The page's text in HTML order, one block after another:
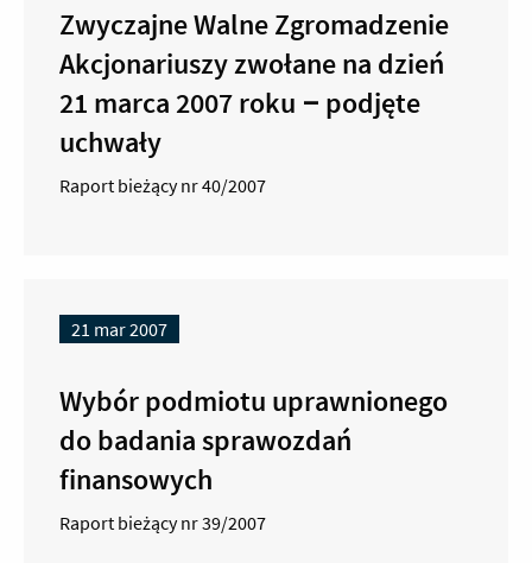
Zwyczajne Walne Zgromadzenie
Akcjonariuszy zwołane na dzień
21 marca 2007 roku – podjęte
uchwały
Raport bieżący nr 40/2007
21 mar 2007
Wybór podmiotu uprawnionego
do badania sprawozdań
finansowych
Raport bieżący nr 39/2007